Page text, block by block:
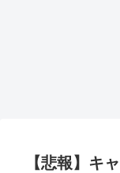
【悲報】キ